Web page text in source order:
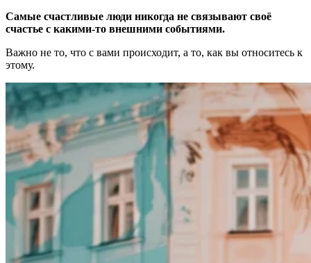
Самые счастливые люди никогда не связывают своё
счастье с какими-то внешними событиями.
Важно не то, что с вами происходит, а то, как вы относитесь к
этому.